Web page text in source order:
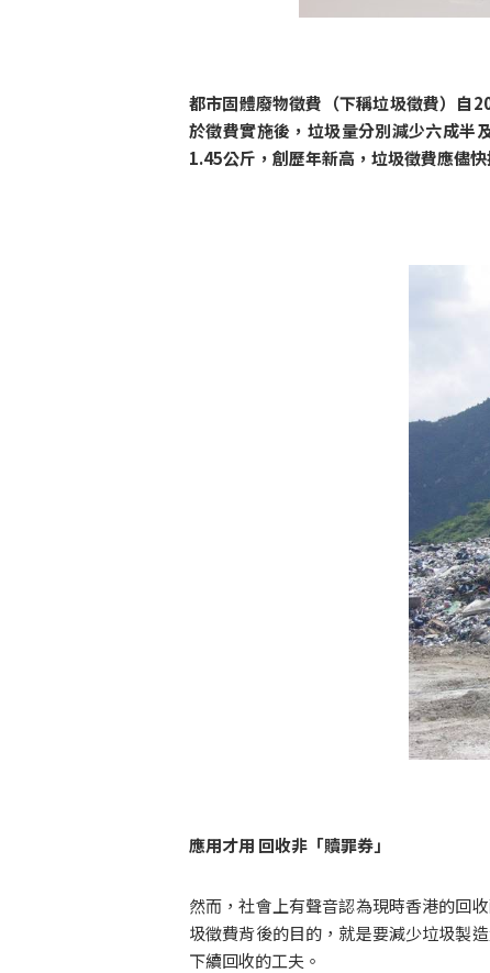
都市固體廢物徵費（下稱垃圾徵費）自
於徵費實施後，垃圾量分別減少六成半
1.45公斤，創歷年新高，垃圾徵費應儘
應用才用 回收非「贖罪券」
然而，社會上有聲音認為現時香港的回
圾徵費背後的目的，就是要減少垃圾製
下續回收的工夫。